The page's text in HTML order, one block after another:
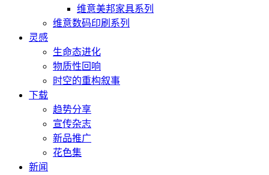
维意美邦家具系列
维意数码印刷系列
灵感
生命态进化
物质性回响
时空的重构叙事
下载
趋势分享
宣传杂志
新品推广
花色集
新闻